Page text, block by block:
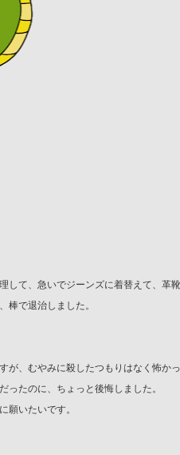
して、急いでジーンズに着替えて、革靴
棒で退治しました。
が、むやみに殺したつもりはなく怖かっ
ったのに、ちょっと後悔しました。
願いたいです。